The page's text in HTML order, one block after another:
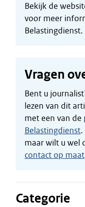
Bekijk de
voor meer
Belastingdienst.
Vragen
Bent u
lezen van dit
met een van de
Belastingdienst.
maar wilt u wel
contact op maat
Categorie